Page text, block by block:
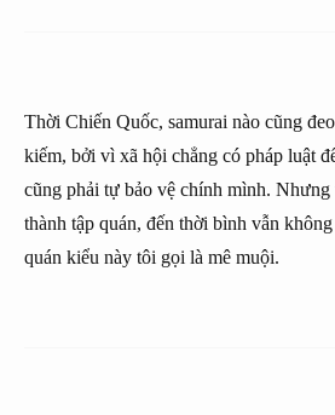
Thời Chiến Quốc, samurai nào cũng
kiếm, bởi vì xã hội chẳng có pháp luật
cũng phải tự bảo vệ chính mình.
thành tập quán, đến thời bình vẫn
quán kiểu này tôi gọi là mê muội.